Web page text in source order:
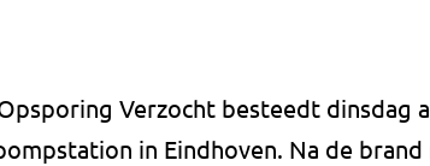
Verzocht besteedt dinsdag
in Eindhoven. Na de